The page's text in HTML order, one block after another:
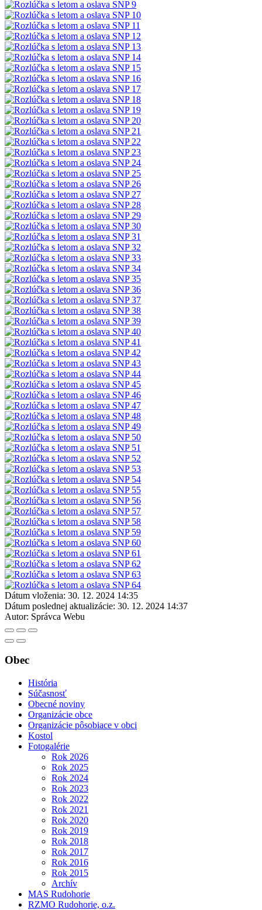
Dátum vloženia: 30. 12. 2024 14:35
Dátum poslednej aktualizácie: 30. 12. 2024 14:37
Autor: Správca Webu
Obec
História
Súčasnosť
Obecné noviny
Organizácie obce
Organizácie pôsobiace v obci
Kostol
Fotogalérie
Rok 2026
Rok 2025
Rok 2024
Rok 2023
Rok 2022
Rok 2021
Rok 2020
Rok 2019
Rok 2018
Rok 2017
Rok 2016
Rok 2015
Archív
MAS Rudohorie
RZMO Rudohorie, o.z.